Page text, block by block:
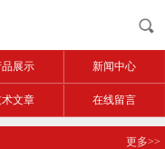
品展示 新闻中心
文章 在线留言
更多>>